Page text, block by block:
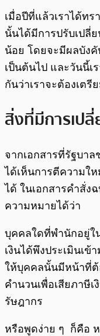
พร้อมเล่น
เมื่อปีที่แล้วเราได้ท
นั้นได้มีการปรับเปลี่
น้อย โดยจะมีผลบังคั
เป็นต้นไป และวันนี้เ
กันว่าเราจะต้องเตรี
สิ่งที่มีการเป
จากเอกสารที่รัฐบา
ได้เห็นการตีความให
ได้ ในเอกสารคำสั่ง
ความหมายได้ว่า
บุคคลใดที่พำนักอยู่ใ
เงินได้พึงประเมินเข้
ให้บุคคลนั้นมีหน้าที่ต้
คำนวนเพื่อเสียภาษี
รัษฎากร
หรือพูดง่าย ๆ ก็คือ ห